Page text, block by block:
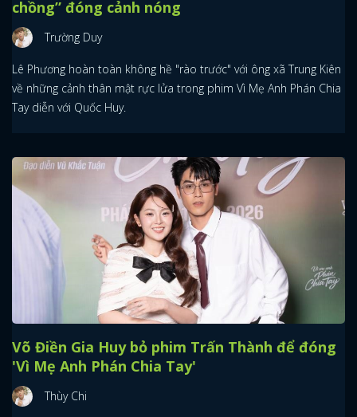
chồng” đóng cảnh nóng
Trường Duy
Lê Phương hoàn toàn không hề "rào trước" với ông xã Trung Kiên
về những cảnh thân mật rực lửa trong phim Vì Mẹ Anh Phán Chia
Tay diễn với Quốc Huy.
Võ Điền Gia Huy bỏ phim Trấn Thành để đóng
'Vì Mẹ Anh Phán Chia Tay'
Thùy Chi